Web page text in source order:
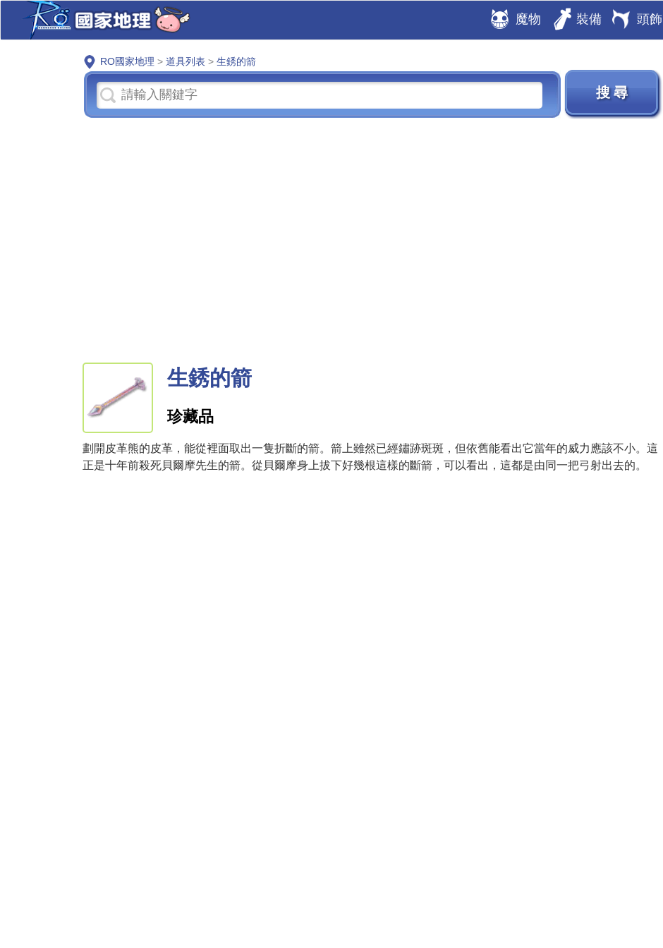
魔物 裝備 頭飾
RO國家地理 > 道具列表 > 生銹的箭
生銹的箭
珍藏品
劃開皮革熊的皮革，能從裡面取出一隻折斷的箭。箭上雖然已經鏽跡斑斑，但依舊能看出它當年的威力應該不小。這
正是十年前殺死貝爾摩先生的箭。從貝爾摩身上拔下好幾根這樣的斷箭，可以看出，這都是由同一把弓射出去的。